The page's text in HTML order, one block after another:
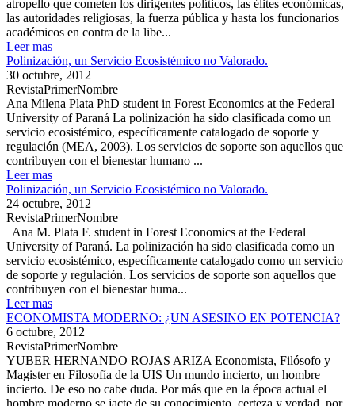
atropello que cometen los dirigentes políticos, las élites económicas,
las autoridades religiosas, la fuerza pública y hasta los funcionarios
académicos en contra de la libe...
Leer mas
Polinización, un Servicio Ecosistémico no Valorado.
30 octubre, 2012
RevistaPrimerNombre
Ana Milena Plata PhD student in Forest Economics at the Federal
University of Paraná La polinización ha sido clasificada como un
servicio ecosistémico, específicamente catalogado de soporte y
regulación (MEA, 2003). Los servicios de soporte son aquellos que
contribuyen con el bienestar humano ...
Leer mas
Polinización, un Servicio Ecosistémico no Valorado.
24 octubre, 2012
RevistaPrimerNombre
Ana M. Plata F. student in Forest Economics at the Federal
University of Paraná. La polinización ha sido clasificada como un
servicio ecosistémico, específicamente catalogado como un servicio
de soporte y regulación. Los servicios de soporte son aquellos que
contribuyen con el bienestar huma...
Leer mas
ECONOMISTA MODERNO: ¿UN ASESINO EN POTENCIA?
6 octubre, 2012
RevistaPrimerNombre
YUBER HERNANDO ROJAS ARIZA Economista, Filósofo y
Magister en Filosofía de la UIS Un mundo incierto, un hombre
incierto. De eso no cabe duda. Por más que en la época actual el
hombre moderno se jacte de su conocimiento, certeza y verdad, por